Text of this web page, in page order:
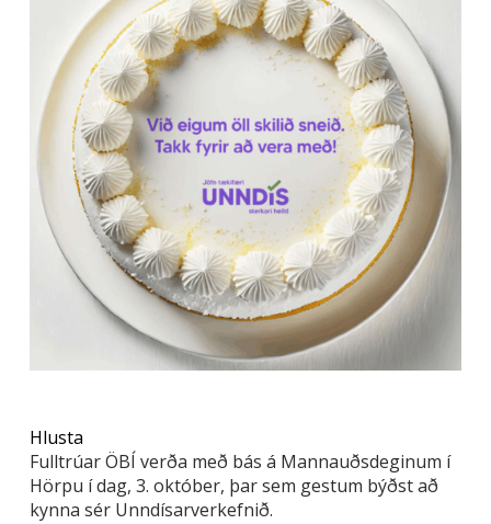
Hlusta
Fulltrúar ÖBÍ verða með bás á Mannauðsdeginum í
Hörpu í dag, 3. október, þar sem gestum býðst að
kynna sér Unndísarverkefnið.